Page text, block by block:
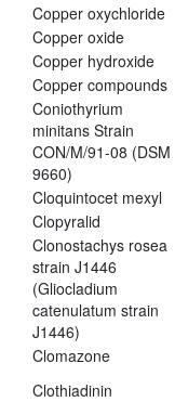
Copper oxychloride
Copper oxide
Copper hydroxide
Copper compounds
Coniothyrium
minitans Strain
CON/M/91-08 (DSM
9660)
Cloquintocet mexyl
Clopyralid
Clonostachys rosea
strain J1446
(Gliocladium
catenulatum strain
J1446)
Clomazone
Clothiadinin